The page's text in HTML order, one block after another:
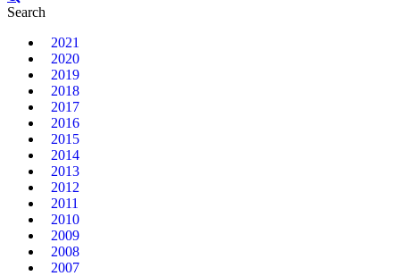
Search
2021
2020
2019
2018
2017
2016
2015
2014
2013
2012
2011
2010
2009
2008
2007